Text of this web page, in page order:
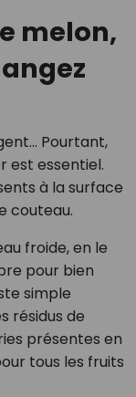
melon,
Pourtant,
est essentiel.
à la surface
couteau.
froide, en le
pour bien
simple
résidus de
présentes en
tous les fruits